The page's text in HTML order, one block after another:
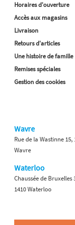
Horaires d'ouverture
Accès aux magasins
Livraison
Retours d'articles
Une histoire de famille
Remises spéciales
Gestion des cookies
Wavre
Rue de la Wastinne 15,
Wavre
Waterloo
Chaussée de Bruxelles
1410 Waterloo